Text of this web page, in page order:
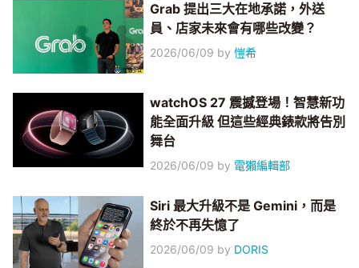
Grab 提出三大在地承諾，外送
員、店家未來會有哪些改變？
2026/06/09 by愷希
watchOS 27 震撼登場！智慧新功
能全面升級 但這些經典錶款將告別
舞台
2026/06/09 by 電獺編輯部
Siri 最大升級不是 Gemini，而是
終於不再失憶了
2026/06/09 by DORIS